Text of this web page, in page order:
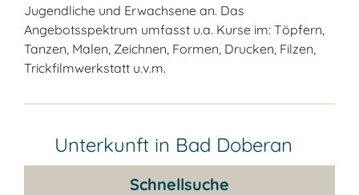
Jugendliche und Erwachsene an. Das
Angebotsspektrum umfasst u.a. Kurse im: Töpfern,
Tanzen, Malen, Zeichnen, Formen, Drucken, Filzen,
Trickfilmwerkstatt u.v.m.
Unterkunft in Bad Doberan
Schnellsuche